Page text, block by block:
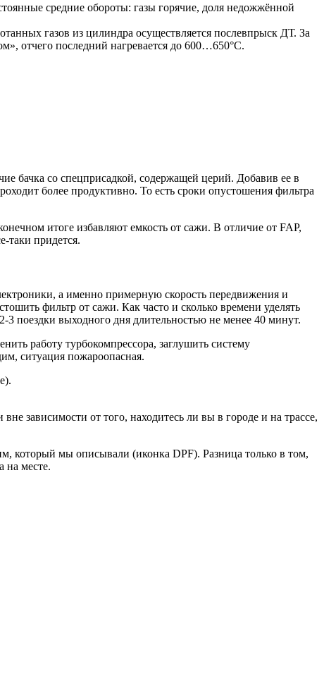
средние обороты: газы горячие, доля недожжённой
газов из цилиндра осуществляется послевпрыск ДТ. За
отчего последний нагревается до 600…650°С.
бачка со спецприсадкой, содержащей церий. Добавив ее в
более продуктивно. То есть сроки опустошения фильтра
итоге избавляют емкость от сажи. В отличие от FAP,
таки придется.
а именно примерную скорость передвижения и
фильтр от сажи. Как часто и сколько времени уделять
3 поездки выходного дня длительностью не менее 40 минут.
работу турбокомпрессора, заглушить систему
ситуация пожароопасная.
зависимости от того, находитесь ли вы в городе и на трассе,
который мы описывали (иконка DPF). Разница только в том,
на месте.